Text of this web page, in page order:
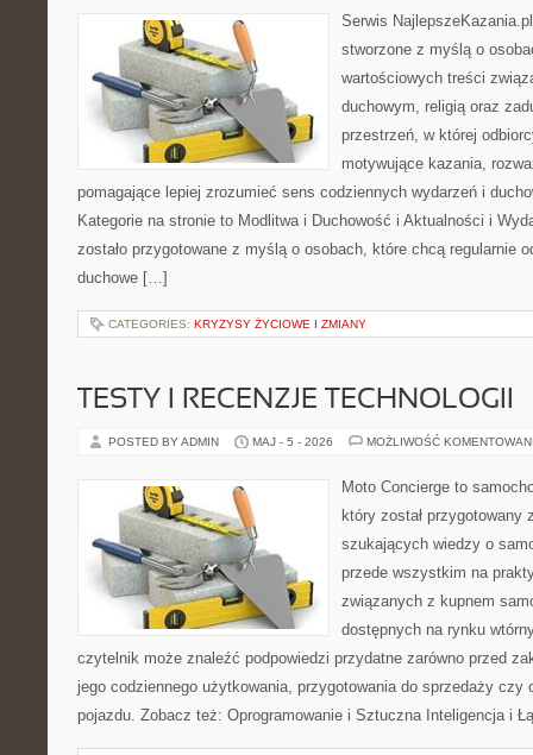
Serwis
stworzone z myślą o
wartościowych treści
duchowym, religią oraz
przestrzeń, w której
motywujące kazania,
pomagające lepiej zrozumieć sens codziennych wydarzeń i
Kategorie na stronie to Modlitwa i Duchowość i Aktualności i
zostało przygotowane z myślą o osobach, które chcą regularnie
duchowe […]
CATEGORIES: KRYZYSY ŻYCIOWE I ZMIANY
TESTY I RECENZJE TECHNOLOGII
POSTED BY ADMIN MAJ - 5 - 2026 MOŻLIWOŚĆ
Moto Concierge to
który został przygotowany
szukających wiedzy o
przede wszystkim na
związanych z kupnem
dostępnych na rynku
czytelnik może znaleźć podpowiedzi przydatne zarówno przed
jego codziennego użytkowania, przygotowania do sprzedaży czy
pojazdu. Zobacz też: Oprogramowanie i Sztuczna Inteligencja i